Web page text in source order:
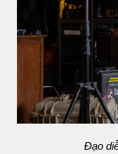
Đạo